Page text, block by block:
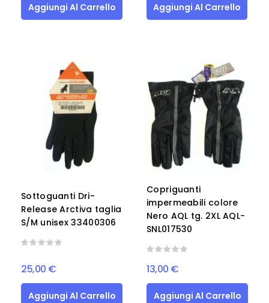
Aggiungi Al Carrello Aggiungi Al Carrello
Sottoguanti Dri-
Release Arctiva taglia
S/M unisex 33400306
25,00 €
Aggiungi Al Carrello
Copriguanti
impermeabili colore
Nero AQL tg. 2XL AQL-
SNL017530
13,00 €
Aggiungi Al Carrello